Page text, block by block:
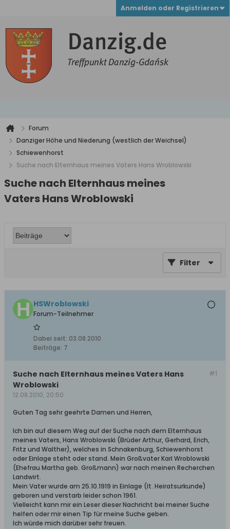
Anmelden oder Registrieren
Forum
Danziger Höhe und Niederung (westlich der Weichsel)
Schiewenhorst
Suche nach Elternhaus meines Vaters Hans Wroblowski
Suche nach Elternhaus meines
Vaters Hans Wroblowski
Filter
HSWroblowski
Forum-Teilnehmer
Dabei seit: 03.08.2010
Beiträge: 7
#1
Suche nach Elternhaus meines Vaters Hans
Wroblowski
12.08.2010, 20:50
Guten Tag sehr geehrte Damen und Herren,
Ich bin auf diesem Weg auf der Suche nach dem Elternhaus
meines Vaters, Hans Wroblowski (Brüder Arthur, Gerhard, Erich,
Fritz und Walther), welches in Schnakenburg, Schiewenhorst
oder Einlage steht oder stand. Mein Großvater Karl Wroblowski
(Ehefrau Martha geb. Großmann) war nach meinen Recherchen
Landwirt.
Mein Vater wurde am 25.10.1919 in Einlage (lt. Heiratsurkunde)
geboren und verstarb leider schon 1961.
Vielleicht kann mir ein Leser dieser Nachricht bei meiner Suche
helfen oder mir einen Tip für meine Suche geben.
Ich würde mich darüber sehr freuen.